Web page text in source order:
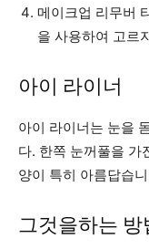
메이크업 리무버
을 사용하여 고르
아이 라이너
아이 라이너는 눈을
다. 한쪽 눈꺼풀을 가
양이 특히 아름답습
그것을하는 방